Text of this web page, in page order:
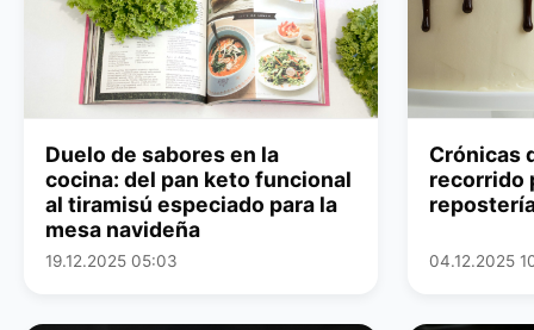
Duelo de sabores en la
cocina: del pan keto funcional
al tiramisú especiado para la
mesa navideña
19.12.2025 05:03
Crónicas
recorrido
04.12.2025